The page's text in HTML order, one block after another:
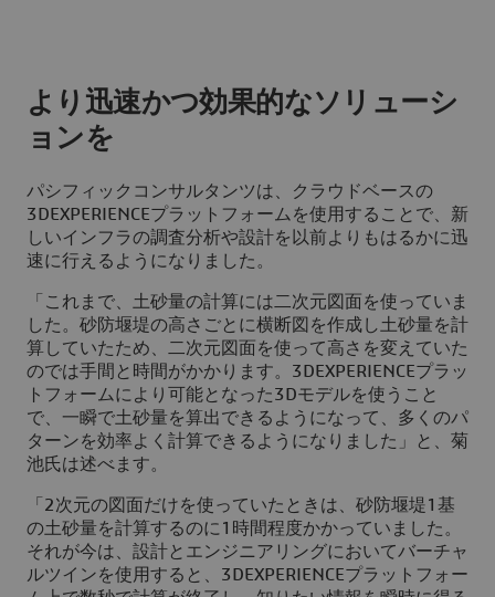
より迅速かつ効果的なソリューシ
ョンを
パシフィックコンサルタンツは、クラウドベースの
3DEXPERIENCEプラットフォームを使用することで、新
しいインフラの調査分析や設計を以前よりもはるかに迅
速に行えるようになりました。
「これまで、土砂量の計算には二次元図面を使っていま
した。砂防堰堤の高さごとに横断図を作成し土砂量を計
算していたため、二次元図面を使って高さを変えていた
のでは手間と時間がかかります。 3DEXPERIENCEプラッ
トフォームにより可能となった3Dモデルを使うこと
で、一瞬で土砂量を算出できるようになって、多くのパ
ターンを効率よく計算できるようになりました」と、菊
池氏は述べます。
「2次元の図面だけを使っていたときは、砂防堰堤1基
の土砂量を計算するのに1時間程度かかっていました。
それが今は、設計とエンジニアリングにおいてバーチャ
ルツインを使用すると、 3DEXPERIENCEプラットフォー